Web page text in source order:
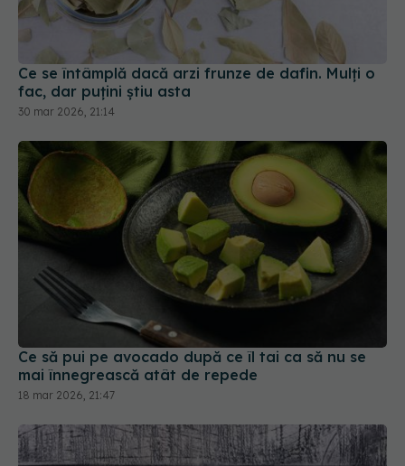
Ce se întâmplă dacă arzi frunze de dafin. Mulți o
fac, dar puțini știu asta
30 mar 2026, 21:14
Ce să pui pe avocado după ce îl tai ca să nu se
mai înnegrească atât de repede
18 mar 2026, 21:47